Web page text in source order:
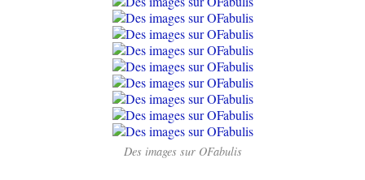
Des images sur OFabulis